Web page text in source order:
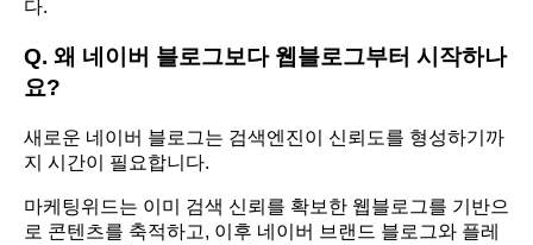
다.
Q. 왜 네이버 블로그보다 웹블로그부터 시작하나
요?
새로운 네이버 블로그는 검색엔진이 신뢰도를 형성하기까
지 시간이 필요합니다.
마케팅위드는 이미 검색 신뢰를 확보한 웹블로그를 기반으
로 콘텐츠를 축적하고, 이후 네이버 브랜드 블로그와 플레